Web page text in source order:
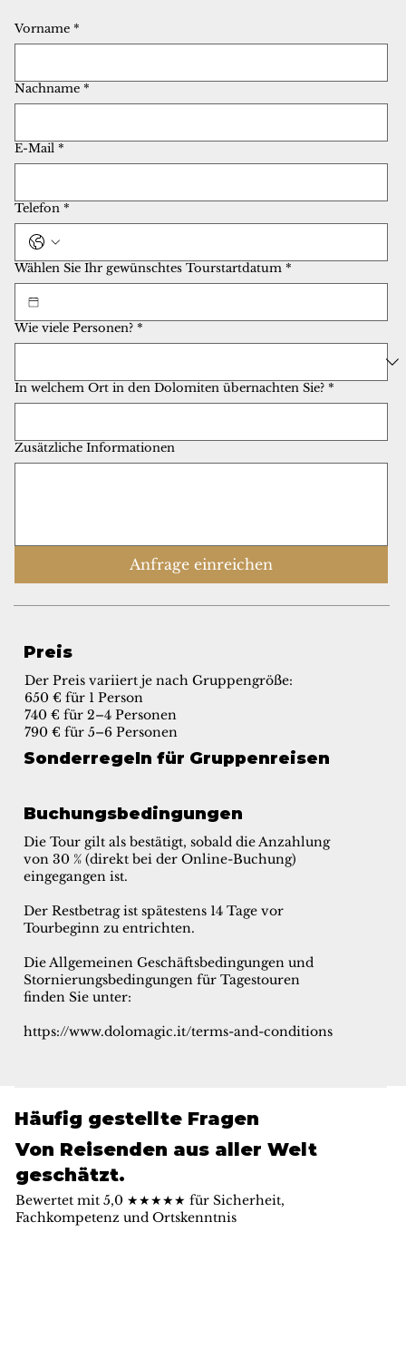
Vorname *
Nachname *
E-Mail *
Telefon *
Wählen Sie Ihr gewünschtes Tourstartdatum *
Wie viele Personen? *
In welchem Ort in den Dolomiten übernachten Sie? *
Zusätzliche Informationen
Anfrage einreichen
Preis
Der Preis variiert je nach Gruppengröße:
650 € für 1 Person
740 € für 2–4 Personen
790 € für 5–6 Personen
Sonderregeln für Gruppenreisen
Buchungsbedingungen
Die Tour gilt als bestätigt, sobald die Anzahlung
von 30 % (direkt bei der Online-Buchung)
eingegangen ist.
Der Restbetrag ist spätestens 14 Tage vor
Tourbeginn zu entrichten.
Die Allgemeinen Geschäftsbedingungen und
Stornierungsbedingungen für Tagestouren
finden Sie unter:
https://www.dolomagic.it/terms-and-conditions
Häufig gestellte Fragen
Von Reisenden aus aller Welt
geschätzt.
Bewertet mit 5,0 ★★★★★ für Sicherheit,
Fachkompetenz und Ortskenntnis